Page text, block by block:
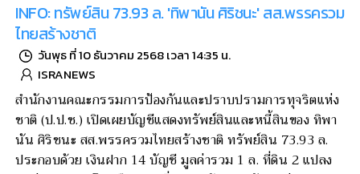
INFO: ทรัพย์สิน 73.93 ล. 'ทิพานัน ศิริชนะ' สส.พรรครวม
ไทยสร้างชาติ
วันพุธ ที่ 10 ธันวาคม 2568 เวลา 14:35 น.
ISRANEWS
สำนักงานคณะกรรมการป้องกันและปราบปรามการทุจริตแห่ง
ชาติ (ป.ป.ช.) เปิดเผยบัญชีแสดงทรัพย์สินและหนี้สินของ ทิพา
นัน ศิริชนะ สส.พรรครวมไทยสร้างชาติ ทรัพย์สิน 73.93 ล.
ประกอบด้วย เงินฝาก 14 บัญชี มูลค่ารวม 1 ล. ที่ดิน 2 แปลง